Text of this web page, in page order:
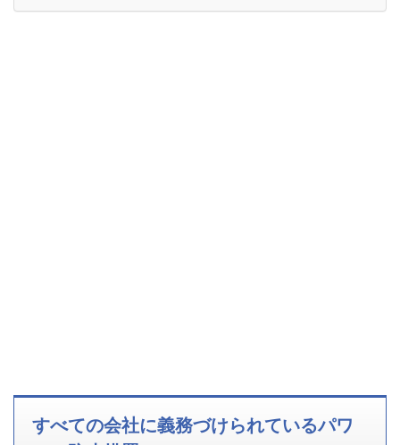
すべての会社に義務づけられているパワ